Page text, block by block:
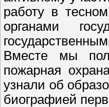
работу в
органами
Вместе мы
пожарная
узнали об
биографией